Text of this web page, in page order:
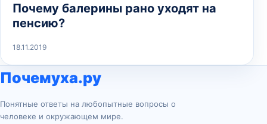
Почему балерины рано уходят на
пенсию?
18.11.2019
Почемуха.ру
Понятные ответы на любопытные вопросы о
человеке и окружающем мире.